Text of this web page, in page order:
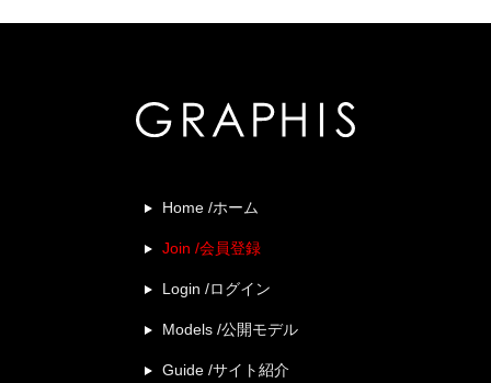
Home /ホーム
Join /会員登録
Login /ログイン
Models /公開モデル
Guide /サイト紹介